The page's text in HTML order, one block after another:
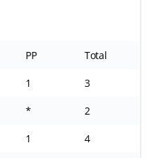
PP Total
1 3
* 2
1 4